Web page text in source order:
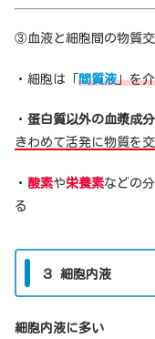
③血液と細胞間の物質
・細胞は「 間質液」を
・ 蛋白質以外の血漿成分
きわめて活発に物質を
・ 酸素や栄養素などの
る
３ 細胞内液
細胞内液に多い